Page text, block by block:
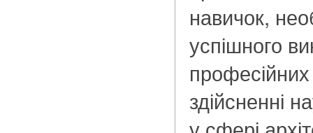
навичок,
успішного
здійсненні